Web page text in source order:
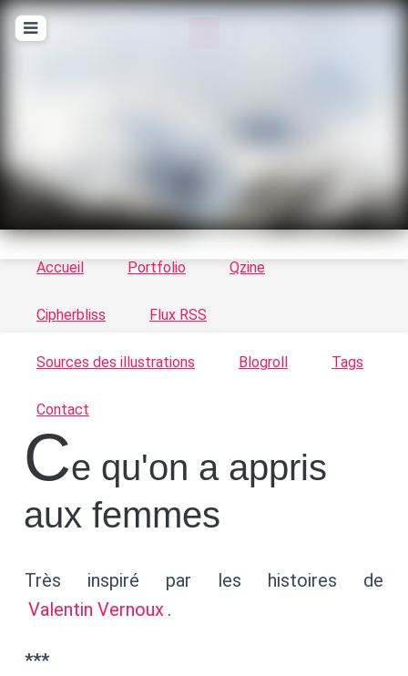
Le vortex à chats - Illustrations, trucs en tout
genre par Tykayn
Accueil Portfolio Qzine
Cipherbliss Flux RSS
Sources des illustrations Blogroll Tags
Contact
Ce qu'on a appris
aux femmes
Très inspiré par les histoires de
Valentin Vernoux .
***